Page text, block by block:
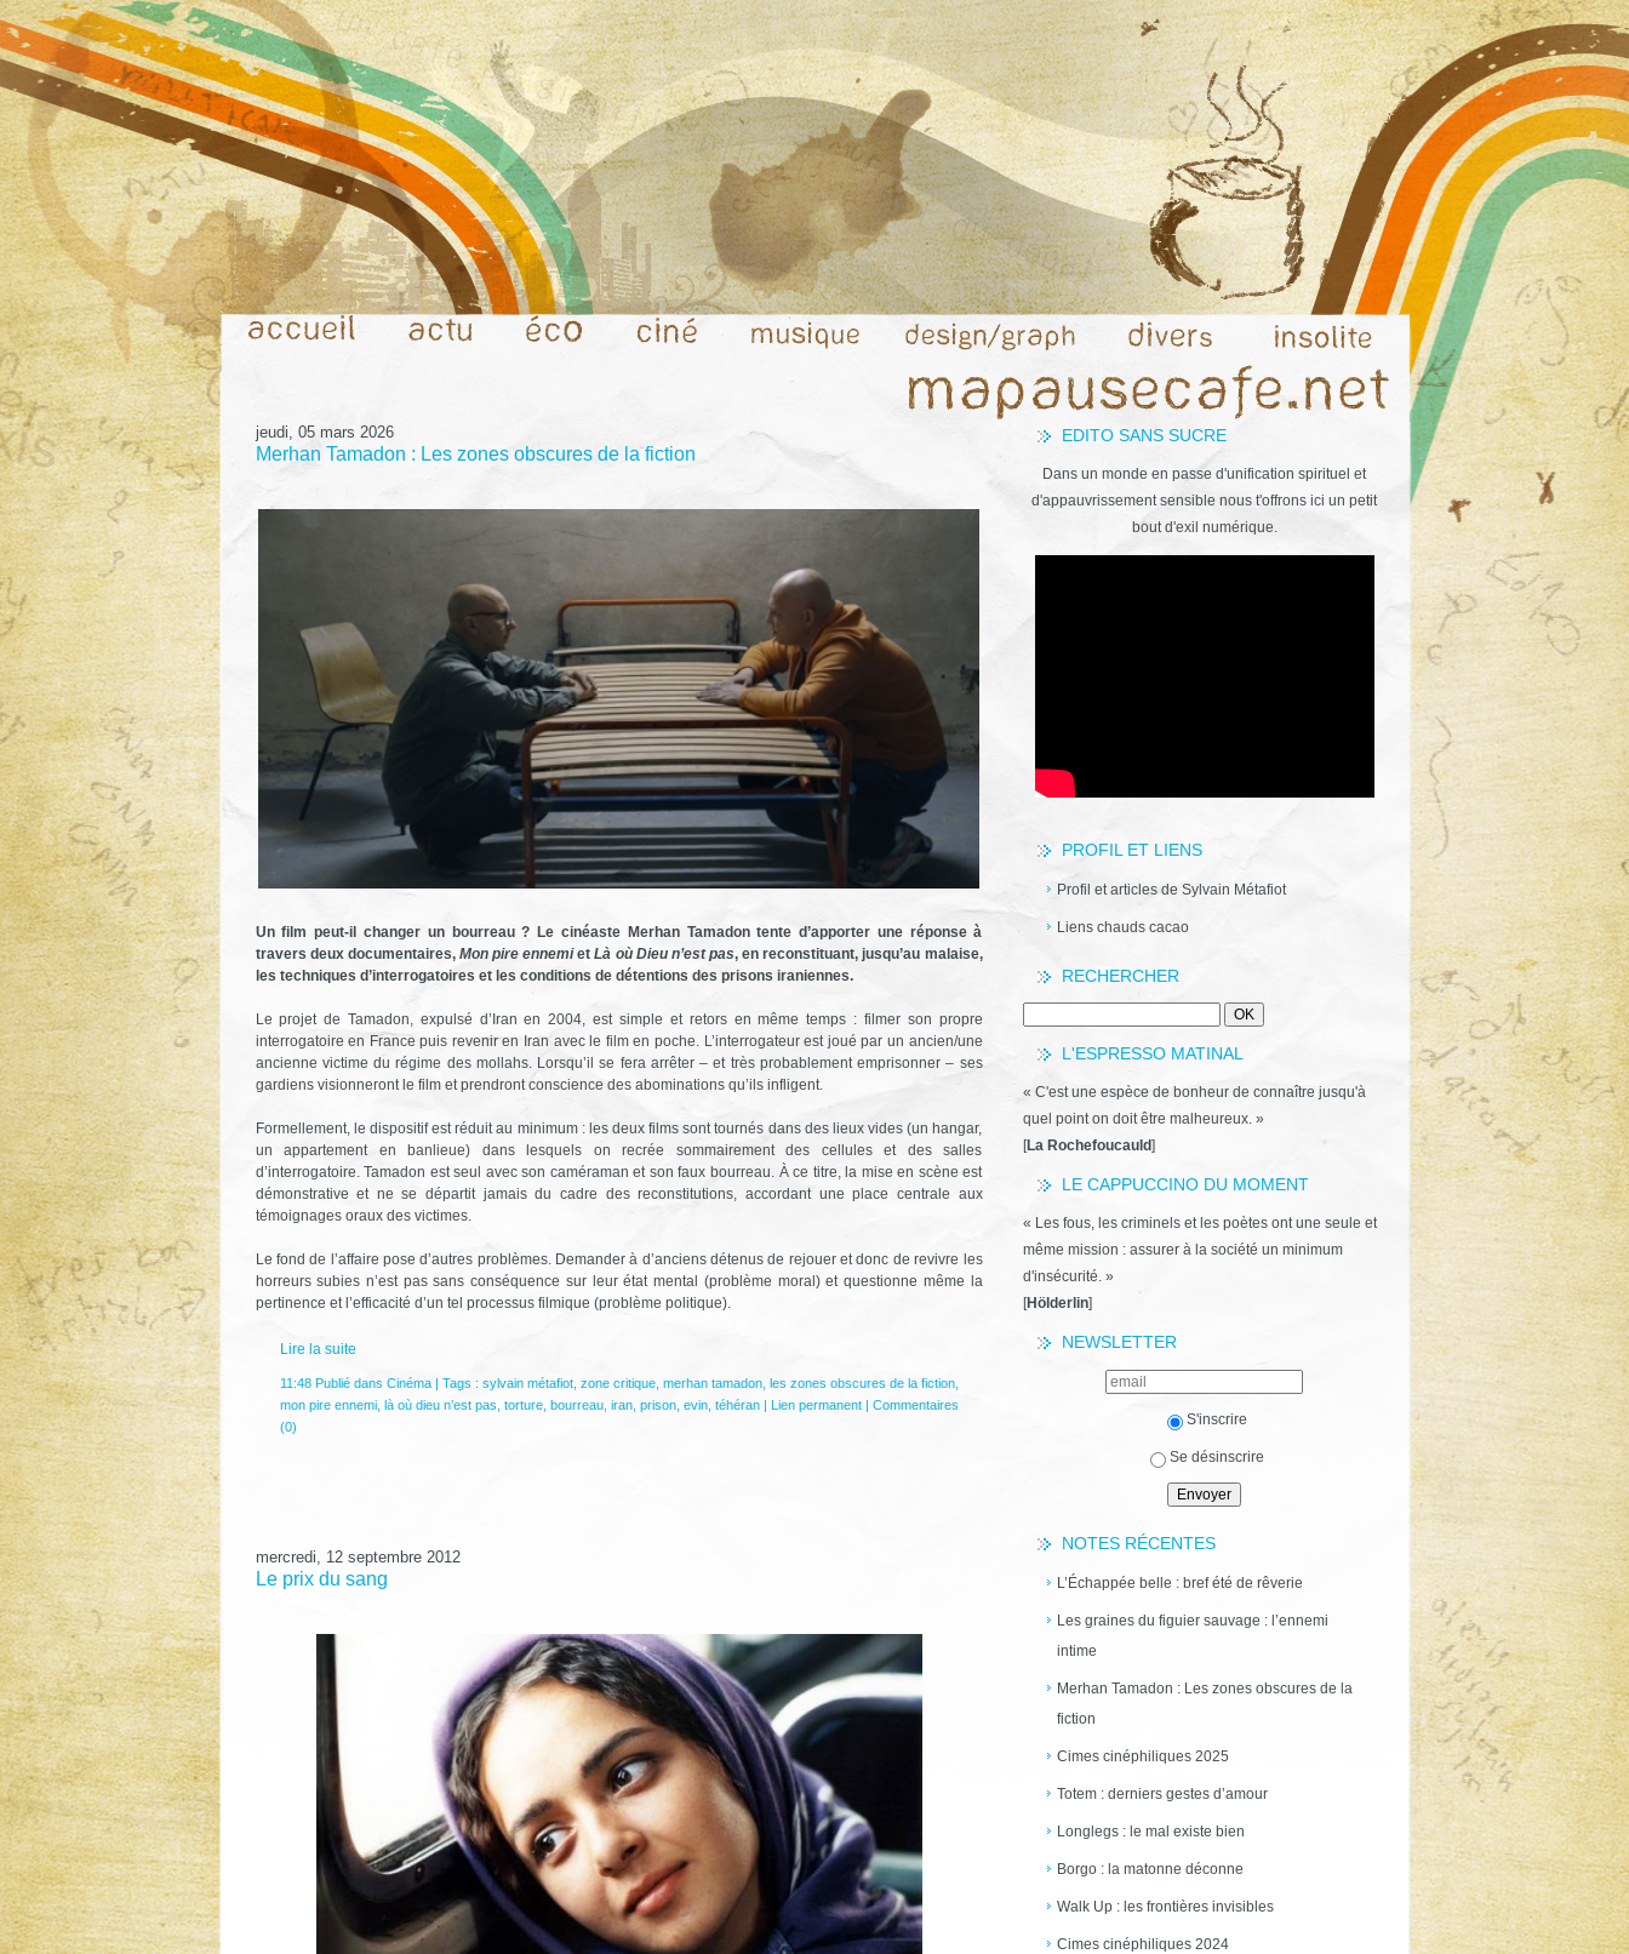
EDITO SANS SUCRE
Dans un monde en passe d'unification spirituel et
d'appauvrissement sensible nous t'offrons ici un petit
bout d'exil numérique.
PROFIL ET LIENS
Profil et articles de Sylvain Métafiot
Liens chauds cacao
RECHERCHER
L'ESPRESSO MATINAL
« C'est une espèce de bonheur de connaître jusqu'à
quel point on doit être malheureux. »
[La Rochefoucauld]
LE CAPPUCCINO DU MOMENT
« Les fous, les criminels et les poètes ont une seule et
même mission : assurer à la société un minimum
d'insécurité. »
[Hölderlin]
NEWSLETTER
S'inscrire
Se désinscrire
NOTES RÉCENTES
L’Échappée belle : bref été de rêverie
Les graines du figuier sauvage : l’ennemi
intime
Merhan Tamadon : Les zones obscures de la
fiction
Cimes cinéphiliques 2025
Totem : derniers gestes d’amour
Longlegs : le mal existe bien
Borgo : la matonne déconne
Walk Up : les frontières invisibles
Cimes cinéphiliques 2024
jeudi, 05 mars 2026
Merhan Tamadon : Les zones obscures de la fiction
Un film peut-il changer un bourreau ? Le cinéaste Merhan Tamadon tente d’apporter une réponse à
travers deux documentaires, Mon pire ennemietLà où Dieu n’est pas, en reconstituant, jusqu’au malaise,
les techniques d’interrogatoires et les conditions de détentions des prisons iraniennes.
Le projet de Tamadon, expulsé d’Iran en 2004, est simple et retors en même temps : filmer son propre
interrogatoire en France puis revenir en Iran avec le film en poche. L’interrogateur est joué par un ancien/une
ancienne victime du régime des mollahs. Lorsqu’il se fera arrêter – et très probablement emprisonner – ses
gardiens visionneront le film et prendront conscience des abominations qu’ils infligent.
Formellement, le dispositif est réduit au minimum : les deux films sont tournés dans des lieux vides (un hangar,
un appartement en banlieue) dans lesquels on recrée sommairement des cellules et des salles
d’interrogatoire. Tamadon est seul avec son caméraman et son faux bourreau. À ce titre, la mise en scène est
démonstrative et ne se départit jamais du cadre des reconstitutions, accordant une place centrale aux
témoignages oraux des victimes.
Le fond de l’affaire pose d’autres problèmes. Demander à d’anciens détenus de rejouer et donc de revivre les
horreurs subies n’est pas sans conséquence sur leur état mental (problème moral) et questionne même la
pertinence et l’efficacité d’un tel processus filmique (problème politique).
Lire la suite
11:48 Publié dans Cinéma| Tags : sylvain métafiot, zone critique, merhan tamadon, les zones obscures de la fiction,
mon pire ennemi, là où dieu n’est pas torture, bourreau, iran, prison, evin, téhéran| Lien permanent| Commentaires
(0)
mercredi, 12 septembre 2012
Le prix du sang